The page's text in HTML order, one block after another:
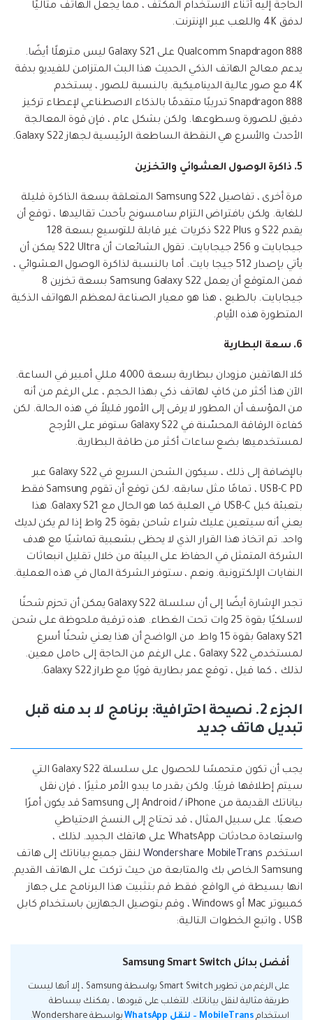
الحاجة إليه أثناء الاستخدام المكثف ، مما يجعل الهاتف مثاليًا
لدفق 4K واللعب عبر الإنترنت.
Qualcomm Snapdragon 888 على Galaxy S21 ليس مترهلًا أيضًا.
يدعم معالج الهاتف الذكي الحديث هذا البث المتزامن للفيديو بدقة
4K مع صور عالية الديناميكية. بالنسبة للصور ، يستخدم
Snapdragon 888 تدريبًا متقدمًا بالذكاء الاصطناعي لإعطاء تركيز
دقيق للصورة وسطوعها. ولكن بشكل عام ، فإن قوة المعالجة
الأحدث والأسرع هي النقطة الساطعة الرئيسية لجهاز Galaxy S22.
5. ذاكرة الوصول العشوائي والتخزين
مرة أخرى ، تفاصيل Samsung S22 المتعلقة بسعة الذاكرة قليلة
للغاية. ولكن بافتراض التزام سامسونج بأحدث تقاليدها ، توقع أن
يقدم S22 و S22 Plus ذكريات غير قابلة للتوسيع بسعة 128
جيجابايت و 256 جيجابايت. تقول الشائعات أن S22 Ultra يمكن أن
يأتي بإصدار 512 جيجا بايت. أما بالنسبة لذاكرة الوصول العشوائي ،
فمن المتوقع أن يعمل Samsung Galaxy S22 بسعة تخزين 8
جيجابايت. بالطبع ، هذا هو معيار الصناعة لمعظم الهواتف الذكية
المتطورة هذه الأيام.
6. سعة البطارية
كلا الهاتفين مزودان ببطارية بسعة 4000 مللي أمبير في الساعة.
الآن هذا أكثر من كافٍ لهاتف ذكي بهذا الحجم ، على الرغم من أنه
من المؤسف أن المطور لا يرقى إلى الأمور قليلاً في هذه الحالة. لكن
كفاءة الرقاقة المحسّنة في Galaxy S22 ستوفر على الأرجح
لمستخدميها بضع ساعات أكثر من طاقة البطارية.
بالإضافة إلى ذلك ، سيكون الشحن السريع في Galaxy S22 عبر
USB-C PD ، تمامًا مثل سابقه. لكن توقع أن تقوم Samsung فقط
بتعبئة كبل USB-C في العلبة كما هو الحال مع Galaxy S21. هذا
يعني أنه سيتعين عليك شراء شاحن بقوة 25 واط إذا لم يكن لديك
واحد. تم اتخاذ هذا القرار الذي لا يحظى بشعبية تماشيًا مع هدف
الشركة المتمثل في الحفاظ على البيئة من خلال تقليل انبعاثات
النفايات الإلكترونية. ونعم ، ستوفر الشركة المال في هذه العملية.
تجدر الإشارة أيضًا إلى أن سلسلة Galaxy S22 يمكن أن تحزم شحنًا
لاسلكيًا بقوة 25 وات تحت الغطاء. هذه ترقية ملحوظة على شحن
Galaxy S21 بقوة 15 واط. من الواضح أن هذا يعني شحنًا أسرع
لمستخدمي Galaxy S22 ، على الرغم من الحاجة إلى حامل معين.
لذلك ، كما قيل ، توقع عمر بطارية قويًا مع طراز Galaxy S22.
الجزء 2. نصيحة احترافية: برنامج لا بد منه قبل
تبديل هاتف جديد
يجب أن تكون متحمسًا للحصول على سلسلة Galaxy S22 التي
سيتم إطلاقها قريبًا. ولكن بقدر ما يبدو الأمر مثيرًا ، فإن نقل
بياناتك القديمة من Android / iPhone إلى Samsung قد يكون أمرًا
صعبًا. على سبيل المثال ، قد تحتاج إلى النسخ الاحتياطي
واستعادة محادثات WhatsApp على هاتفك الجديد. لذلك ،
استخدم Wondershare MobileTrans لنقل جميع بياناتك إلى هاتف
Samsung الخاص بك والمتابعة من حيث تركت على الهاتف القديم.
انها بسيطة في الواقع. فقط قم بتثبيت هذا البرنامج على جهاز
كمبيوتر Mac أو Windows ، وقم بتوصيل الجهازين باستخدام كابل
USB ، واتبع الخطوات التالية:
أفضل بدائل Samsung Smart Switch
على الرغم من تطوير Smart Switch بواسطة Samsung ، إلا أنها ليست
طريقة مثالية لنقل بياناتك. للتغلب على قيودها ، يمكنك ببساطة
استخدام MobileTrans – لنقل WhatsApp بواسطة Wondershare.